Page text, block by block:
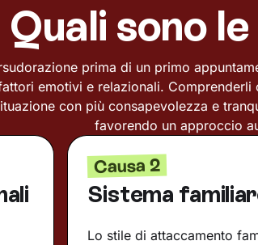
Quali sono
prima di un primo
emotivi e relazionali. Comprenderli
con più consapevolezza e
favorendo un approccio
Causa 2
Sistema
Lo stile di attaccamento